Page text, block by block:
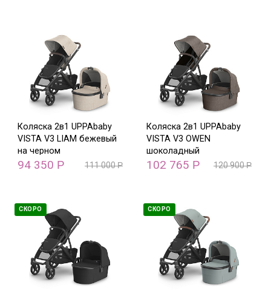
Коляска 2в1 UPPAbaby
VISTA V3 LIAM бежевый
на черном
94 350 Р 111 000Р
Коляска 2в1 UPPAbaby
VISTA V3 OWEN
шоколадный
102 765 Р 120 900Р
СКОРО СКОРО